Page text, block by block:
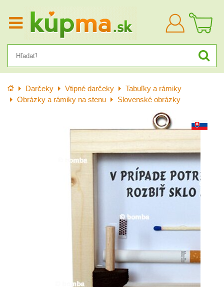
Prihlásiť
sa
Úvod Darčeky Vtipné darčeky
Tabuľky a rámiky
Obrázky a rámiky na stenu
Slovenské obrázky